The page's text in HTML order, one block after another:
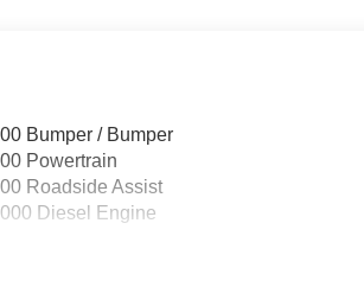
Bumper / Bumper
Powertrain
Roadside Assist
Diesel Engine